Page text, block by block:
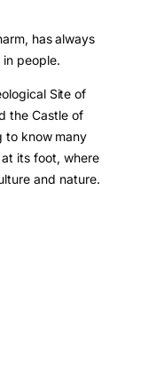
has always
people.
Site of
the Castle of
to know many
its foot, where
and nature.